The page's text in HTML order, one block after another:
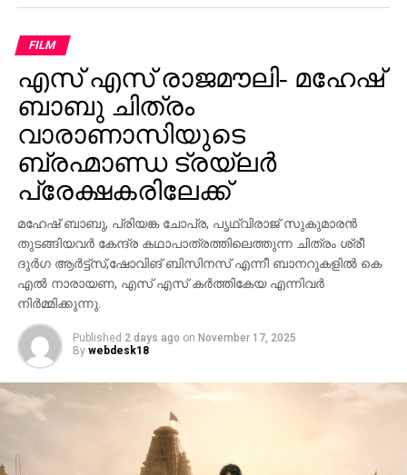
FILM
എസ് എസ് രാജമൗലി- മഹേഷ്
ബാബു ചിത്രം
വാരാണാസിയുടെ
ബ്രഹ്മാണ്ഡ ട്രയ്ലർ
പ്രേക്ഷകരിലേക്ക്
മഹേഷ് ബാബു, പ്രിയങ്ക ചോപ്ര, പൃഥ്വിരാജ് സുകുമാരൻ
തുടങ്ങിയവർ കേന്ദ്ര കഥാപാത്രത്തിലെത്തുന്ന ചിത്രം ശ്രീ
ദുർഗ ആർട്ട്സ്,ഷോവിങ് ബിസിനസ് എന്നീ ബാനറുകളിൽ കെ
എൽ നാരായണ, എസ് എസ് കർത്തികേയ എന്നിവർ
നിർമ്മിക്കുന്നു.
Published 2 days ago on November 17, 2025
By webdesk18